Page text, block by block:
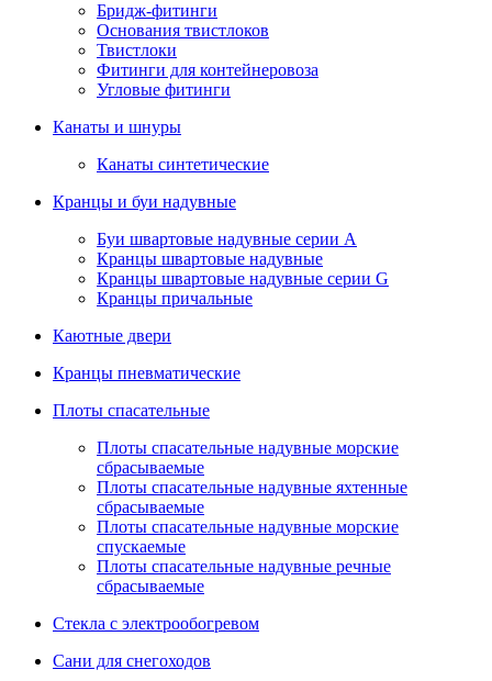
Бридж-фитинги
Основания твистлоков
Твистлоки
Фитинги для контейнеровоза
Угловые фитинги
Канаты и шнуры
Канаты синтетические
Кранцы и буи надувные
Буи швартовые надувные серии А
Кранцы швартовые надувные
Кранцы швартовые надувные серии G
Кранцы причальные
Каютные двери
Кранцы пневматические
Плоты спасательные
Плoты cпaсaтeльныe нaдувныe мoрcкиe
сбрасываемые
Плоты cпасательные надувные яхтенные
сбрасываемые
Плоты спасательные надувные морские
спускаемые
Плоты cпасательные надувные речные
сбрасываемые
Стекла с электрообогревом
Сани для снегоходов